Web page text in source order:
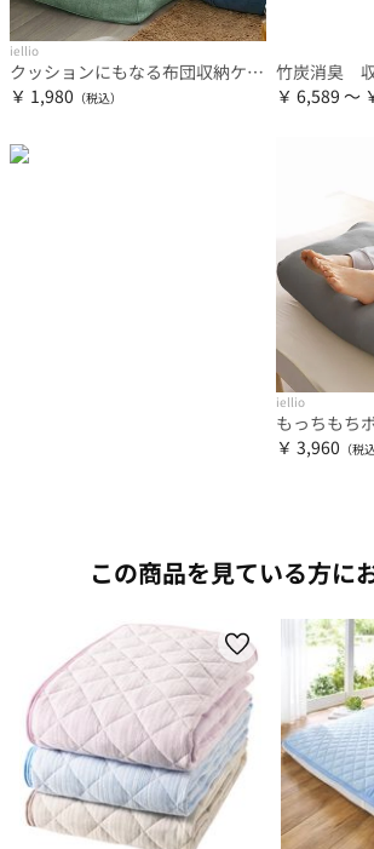
iellio
クッションにもなる布団収納ケース＜洋服収納・布団収納袋・クッション・腰あて・便利・見せる収納＞
￥ 1,980
竹炭消臭
￥ 6,589 ～
iellio
￥ 3,960
この商品を見ている方に